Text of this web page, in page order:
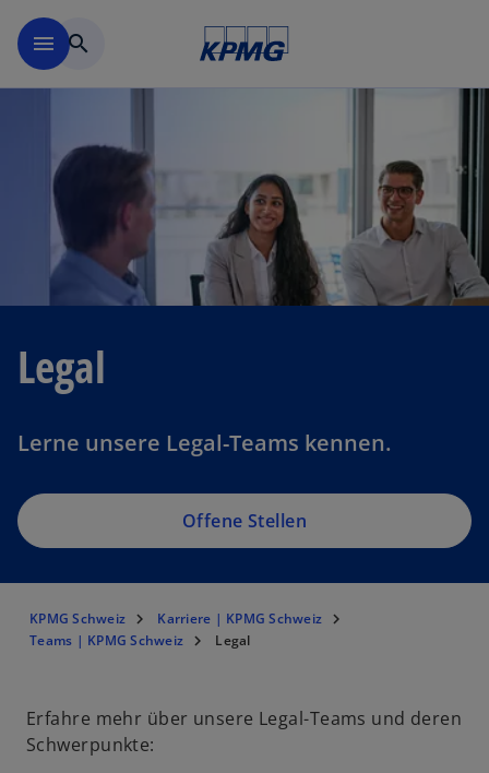
menu search
Legal
Lerne unsere Legal-Teams kennen.
Offene Stellen
KPMG Schweiz
Karriere | KPMG Schweiz
Teams | KPMG Schweiz
Legal
Erfahre mehr über unsere Legal-Teams und deren
Schwerpunkte: